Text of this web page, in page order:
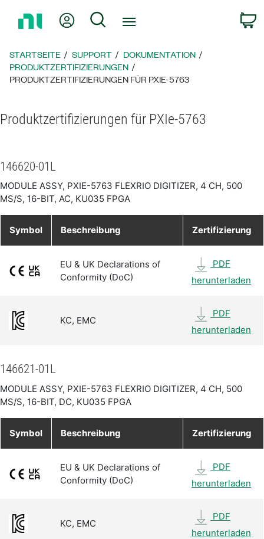
zur
Mein KontoSuche
STARTSEITE SUPPORT
DOKUMENTATION
PRODUKTZERTIFIZIERUNGEN
PRODUKTZERTIFIZIERUNGEN FÜR PXIE-5763
Produktzertifizierungen für PXIe-5763
146620-01L
MODULE ASSY, PXIE-5763 FLEXRIO DIGITIZER, 4 CH, 500
MS/S, 16-BIT, AC, KU035 FPGA
Symbol Beschreibung Zertifizierung
EU & UK Declarations of
Conformity (DoC)
PDF
herunterladen
KC, EMC
PDF
herunterladen
146621-01L
MODULE ASSY, PXIE-5763 FLEXRIO DIGITIZER, 4 CH, 500
MS/S, 16-BIT, DC, KU035 FPGA
Symbol Beschreibung Zertifizierung
EU & UK Declarations of
Conformity (DoC)
PDF
herunterladen
KC, EMC
PDF
herunterladen